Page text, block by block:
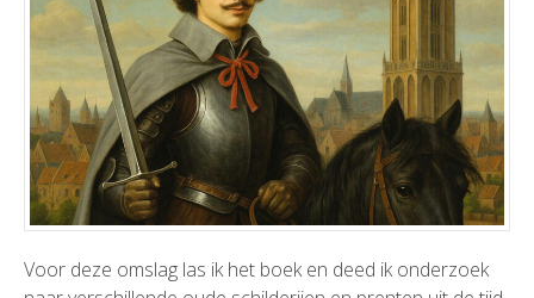
Voor deze omslag las ik het boek en deed ik onderzoek